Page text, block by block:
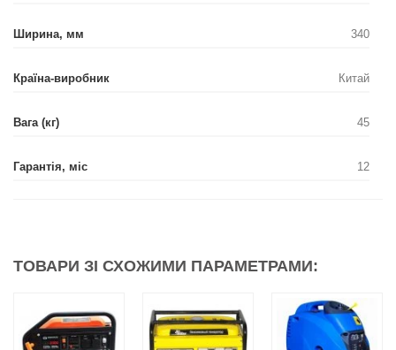
Ширина, мм 340
Країна-виробник Китай
Вага (кг) 45
Гарантія, міс 12
ТОВАРИ ЗІ СХОЖИМИ ПАРАМЕТРАМИ: